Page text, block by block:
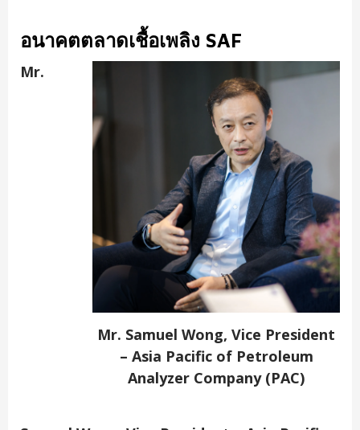
อนาคตตลาดเชื้อเพลิง SAF
Mr. Samuel Wong, Vice President
– Asia Pacific of Petroleum
Analyzer Company (PAC)
Mr.